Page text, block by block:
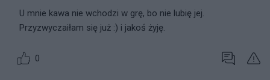
U mnie kawa nie wchodzi w grę, bo nie lubię jej.
Przyzwyczaiłam się już :) i jakoś żyję.
0